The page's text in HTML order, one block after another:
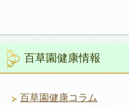
百草園健康情報
百草園健康コラム